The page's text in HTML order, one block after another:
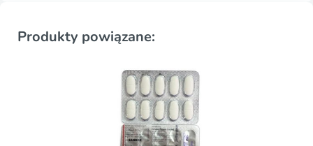
Produkty powiązane: